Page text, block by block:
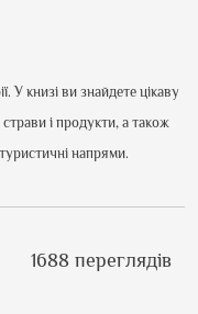
У книзі ви знайдете цікаву
і продукти, а також
напрями.
1688 переглядів